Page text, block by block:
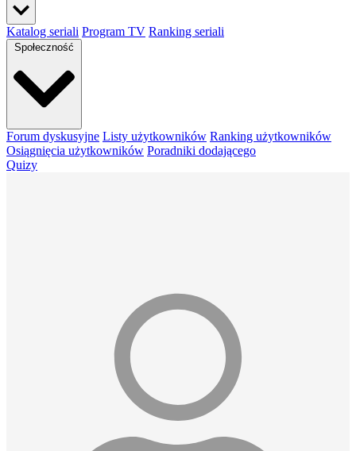
Katalog seriali Program TV Ranking seriali
Społeczność
Forum dyskusyjne Listy użytkowników Ranking użytkowników
Osiągnięcia użytkowników Poradniki dodającego
Quizy